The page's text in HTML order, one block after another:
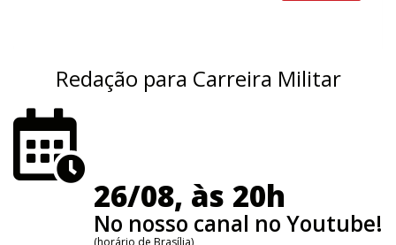
Redação para Carreira Militar
26/08, às 20h
No nosso canal no Youtube!